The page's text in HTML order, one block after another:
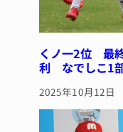
くノ一2位 最
利 なでしこ1
2025年10月12日